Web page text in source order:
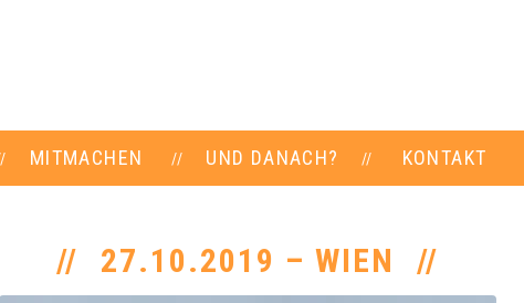
MITMACHEN UND DANACH? KONTAKT
27.10.2019 – WIEN